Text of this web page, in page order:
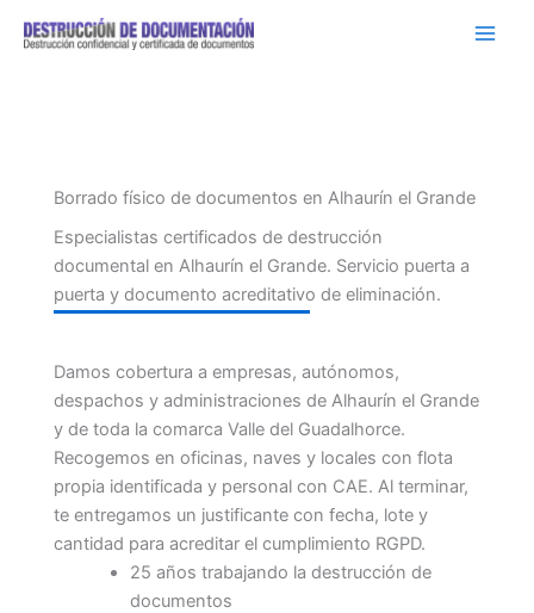
Borrado físico de documentos en Alhaurín el Grande
Especialistas certificados de destrucción
documental en Alhaurín el Grande. Servicio puerta a
puerta y documento acreditativo de eliminación.
Damos cobertura a empresas, autónomos,
despachos y administraciones de Alhaurín el Grande
y de toda la comarca Valle del Guadalhorce.
Recogemos en oficinas, naves y locales con flota
propia identificada y personal con CAE. Al terminar,
te entregamos un justificante con fecha, lote y
cantidad para acreditar el cumplimiento RGPD.
25 años trabajando la destrucción de
documentos